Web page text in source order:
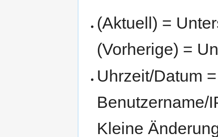
(Aktuell) =
(Vorherige) =
Uhrzeit/Datum
Benutzername/
Kleine